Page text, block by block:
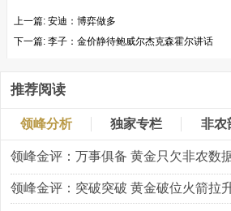
上一篇: 安迪：博弈做多
下一篇: 李子：金价静待鲍威尔杰克森霍尔讲话
推荐阅读
领峰分析 独家专栏 非农
领峰金评：突破突破 黄金破位火箭拉